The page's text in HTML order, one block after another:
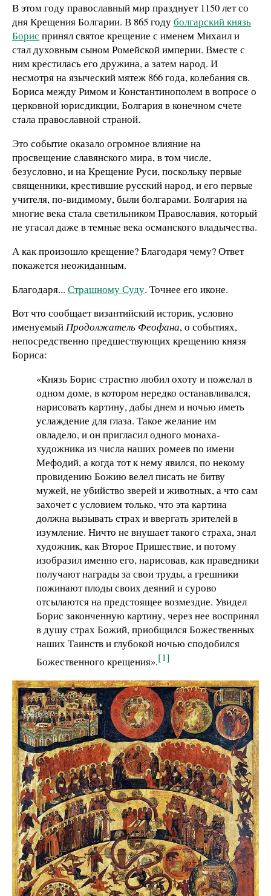
В этом году православный мир празднует 1150 лет со
дня Крещения Болгарии. В 865 годуболгарский князь
Борис принял святое крещение с именем Михаил и
стал духовным сыном Ромейской империи. Вместе с
ним крестилась его дружина, а затем народ. И
несмотря на языческий мятеж 866 года, колебания св.
Бориса между Римом и Константинополем в вопросе о
церковной юрисдикции, Болгария в конечном счете
стала православной страной.
Это событие оказало огромное влияние на
просвещение славянского мира, в том числе,
безусловно, и на Крещение Руси, поскольку первые
священники, крестившие русский народ, и его первые
учителя, по-видимому, были болгарами. Болгария на
многие века стала светильником Православия, который
не угасал даже в темные века османского владычества.
А как произошло крещение? Благодаря чему? Ответ
покажется неожиданным.
Благодаря... Страшному Суду. Точнее его иконе.
Вот что сообщает византийский историк, условно
именуемыйПродолжатель Феофана, о событиях,
непосредственно предшествующих крещению князя
Бориса:
«Князь Борис страстно любил охоту и пожелал в
одном доме, в котором нередко останавливался,
нарисовать картину, дабы днем и ночью иметь
услаждение для глаза. Такое желание им
овладело, и он пригласил одного монаха-
художника из числа наших ромеев по имени
Мефодий, а когда тот к нему явился, по некому
провидению Божию велел писать не битву
мужей, не убийство зверей и животных, а что сам
захочет с условием только, что эта картина
должна вызывать страх и ввергать зрителей в
изумление. Ничто не внушает такого страха, знал
художник, как Второе Пришествие, и потому
изобразил именно его, нарисовав, как праведники
получают награды за свои труды, а грешники
пожинают плоды своих деяний и сурово
отсылаются на предстоящее возмездие. Увидел
Борис законченную картину, через нее воспринял
в душу страх Божий, приобщился Божественных
наших Таинств и глубокой ночью сподобился
Божественного крещения».[1]